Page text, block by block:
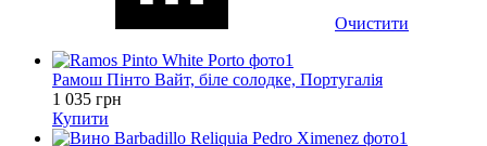
Очистити
Рамош Пінто Вайт, біле солодке, Португалія
1 035 грн
Купити